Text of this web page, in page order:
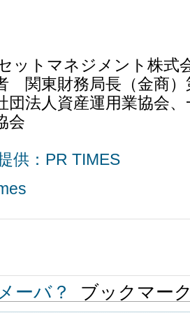
ットマネジメント株式
関東財務局長（金商）
団法人資産運用業協会
会
供：PR TIMES
ーバ？ ブックマー